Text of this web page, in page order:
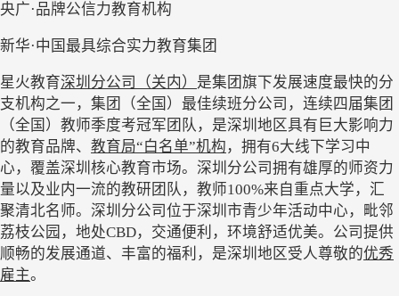
央广·品牌公信力教育机构
新华·中国最具综合实力教育集团
星火教育深圳分公司（关内） 是集团旗下发展速度最快的分
支机构之一，集团（全国）最佳续班分公司，连续四届集团
（全国）教师季度考冠军团队，是深圳地区具有巨大影响力
的教育品牌、 教育局“白名单”机构 ， 拥有6大线下学习中
心，覆盖深圳核心教育市场。深圳分公司拥有雄厚的师资力
量以及业内一流的教研团队 ， 教师100%来自重点大学 ， 汇
聚清北名师。 深圳分公司位于深圳市青少年活动中心，毗邻
荔枝公园，地处CBD，交通便利，环境舒适优美。公司提供
顺畅的发展通道、丰富的福利，是深圳地区受人尊敬的优秀
雇主。